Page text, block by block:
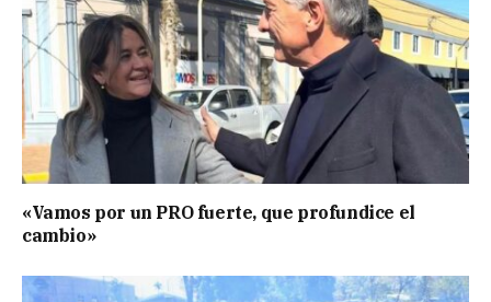
«Vamos por un PRO fuerte, que profundice el
cambio»